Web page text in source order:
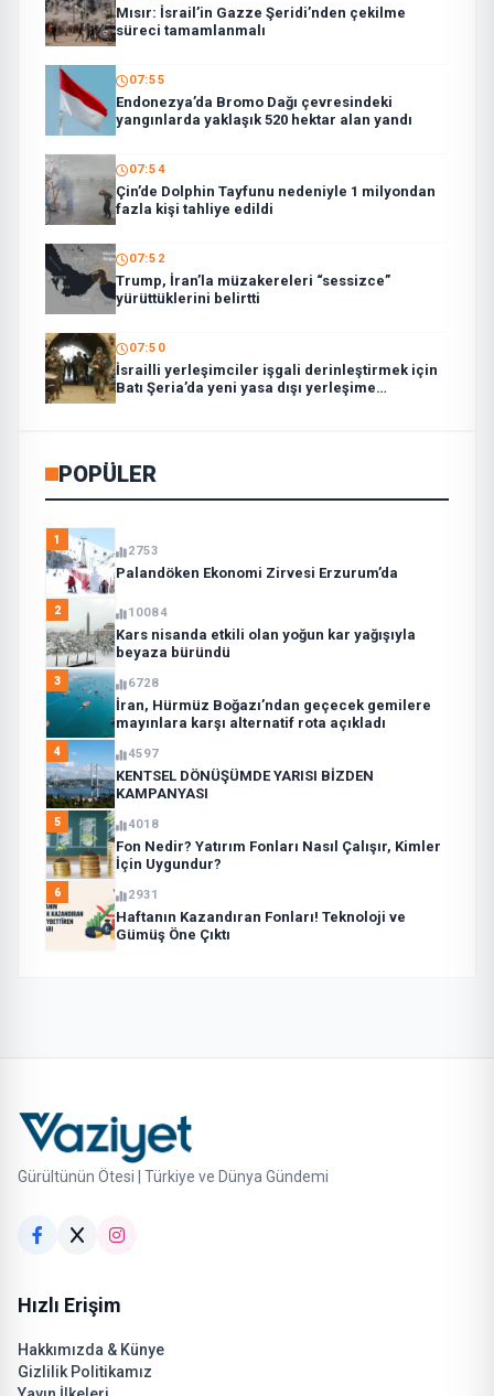
Mısır: İsrail’in Gazze Şeridi’nden çekilme
süreci tamamlanmalı
07:55
Endonezya’da Bromo Dağı çevresindeki
yangınlarda yaklaşık 520 hektar alan yandı
07:54
Çin’de Dolphin Tayfunu nedeniyle 1 milyondan
fazla kişi tahliye edildi
07:52
Trump, İran’la müzakereleri “sessizce”
yürüttüklerini belirtti
07:50
İsrailli yerleşimciler işgali derinleştirmek için
Batı Şeria’da yeni yasa dışı yerleşime
POPÜLER
1
2753
Palandöken Ekonomi Zirvesi Erzurum’da
2 10084
Kars nisanda etkili olan yoğun kar yağışıyla
beyaza büründü
3 6728
İran, Hürmüz Boğazı’ndan geçecek gemilere
mayınlara karşı alternatif rota açıkladı
4 4597
KENTSEL DÖNÜŞÜMDE YARISI BİZDEN
KAMPANYASI
5 4018
Fon Nedir? Yatırım Fonları Nasıl Çalışır, Kimler
İçin Uygundur?
6 2931
Haftanın Kazandıran Fonları! Teknoloji ve
Gümüş Öne Çıktı
Gürültünün Ötesi | Türkiye ve Dünya Gündemi
Hızlı Erişim
Hakkımızda & Künye
Gizlilik Politikamız